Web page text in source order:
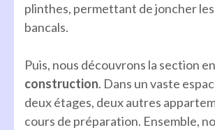
plinthes, permettant de joncher
bancals.
Puis, nous découvrons la section
construction. Dans un vaste
deux étages, deux autres
cours de préparation. Ensemble,